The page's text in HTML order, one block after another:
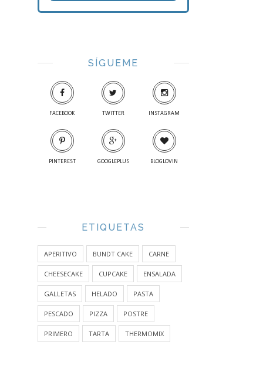
SÍGUEME
FACEBOOK TWITTER INSTAGRAM
PINTEREST GOOGLEPLUS BLOGLOVIN
ETIQUETAS
APERITIVO BUNDT CAKE CARNE
CHEESECAKE CUPCAKE ENSALADA
GALLETAS HELADO PASTA
PESCADO PIZZA POSTRE
PRIMERO TARTA THERMOMIX